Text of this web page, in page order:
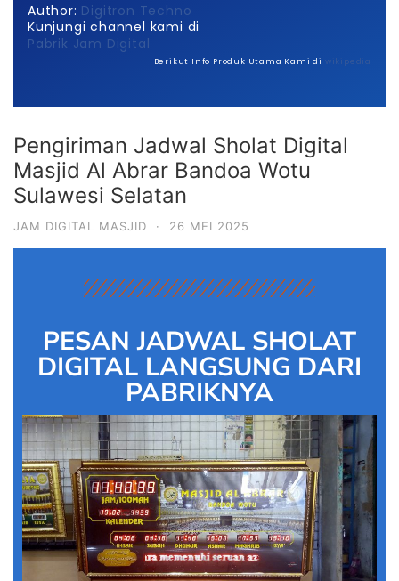
Author: Digitron Techno
Kunjungi channel kami di
Pabrik Jam Digital
Berikut Info Produk Utama Kami di wikipedia
Pengiriman Jadwal Sholat Digital
Masjid Al Abrar Bandoa Wotu
Sulawesi Selatan
JAM DIGITAL MASJID · 26 MEI 2025
PESAN JADWAL SHOLAT
DIGITAL LANGSUNG DARI
PABRIKNYA